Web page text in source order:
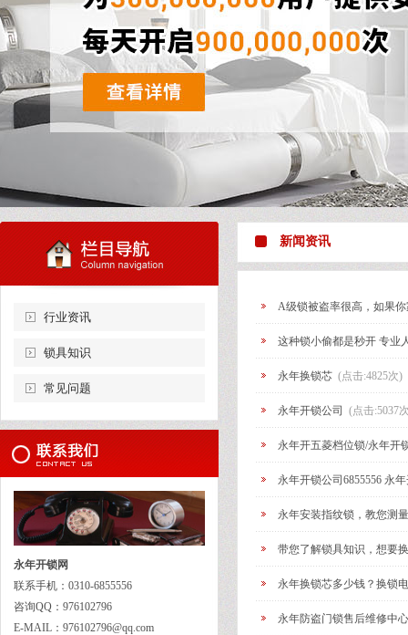
行业资讯
锁具知识
常见问题
永年开锁网
联系手机：0310-6855556
咨询QQ：976102796
E-MAIL：976102796@qq.com
新闻资讯
A级锁被盗率很高，如果
这种锁小偷都是秒开 专业
永年换锁芯 (点击:4825次)
永年开锁公司 (点击:5037
永年开五菱档位锁/永年开
永年开锁公司6855556 永
永年安装指纹锁，教您测
带您了解锁具知识，想要
永年换锁芯多少钱？换锁
永年防盗门锁售后维修中